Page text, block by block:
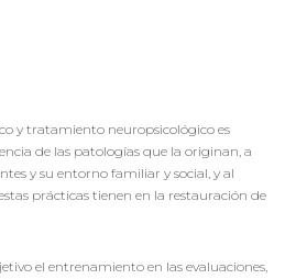
y tratamiento neuropsicológico es
de las patologías que la originan, a
y su entorno familiar y social, y al
prácticas tienen en la restauración de
el entrenamiento en las evaluaciones,